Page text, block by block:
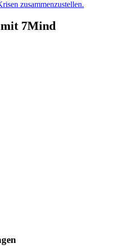
zusammenzustellen.
mit 7Mind